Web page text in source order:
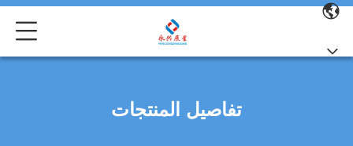
تفاصيل المنتجات